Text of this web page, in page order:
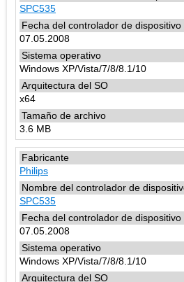
SPC535
07.05.2008
Windows XP/Vista/7/8/8.1/10
x64
3.6 MB
Philips
SPC535
07.05.2008
Windows XP/Vista/7/8/8.1/10